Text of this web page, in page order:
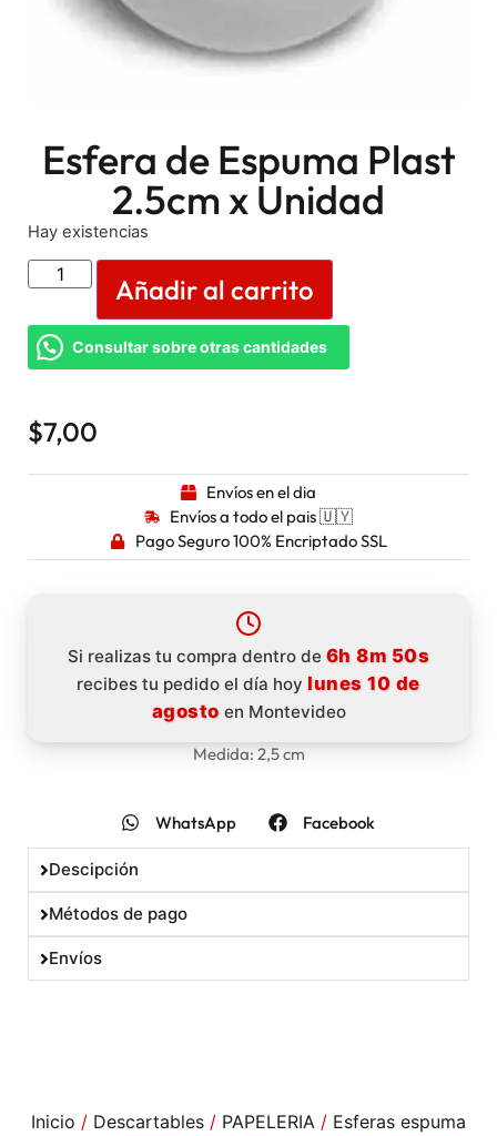
Esfera de Espuma Plast
2.5cm x Unidad
Hay existencias
Añadir al carrito
Consultar sobre otras cantidades
$7,00
Envíos en el dia
Envíos a todo el pais 🇺🇾
Pago Seguro 100% Encriptado SSL
Si realizas tu compra dentro de 6h 8m 49s
recibes tu pedido el día hoy lunes 10 de
agosto en Montevideo
Medida: 2,5 cm
WhatsApp Facebook
Descipción
Métodos de pago
Envíos
Inicio / Descartables / PAPELERIA / Esferas espuma